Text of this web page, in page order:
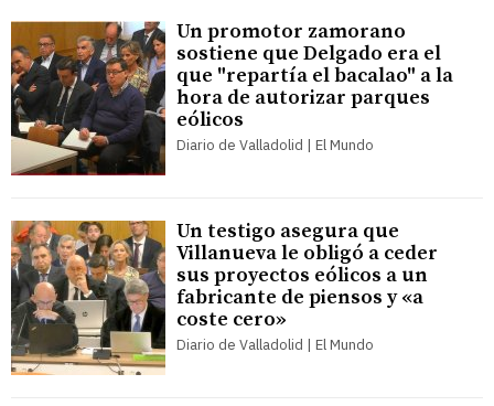
Un promotor zamorano
sostiene que Delgado era el
que "repartía el bacalao" a la
hora de autorizar parques
eólicos
Diario de Valladolid | El Mundo
Un testigo asegura que
Villanueva le obligó a ceder
sus proyectos eólicos a un
fabricante de piensos y «a
coste cero»
Diario de Valladolid | El Mundo